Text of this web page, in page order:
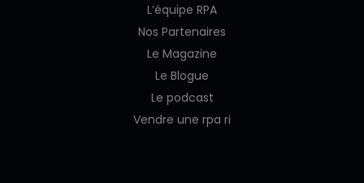
L’équipe RPA
Nos Partenaires
Le Magazine
Le Blogue
Le podcast
Vendre une rpa ri